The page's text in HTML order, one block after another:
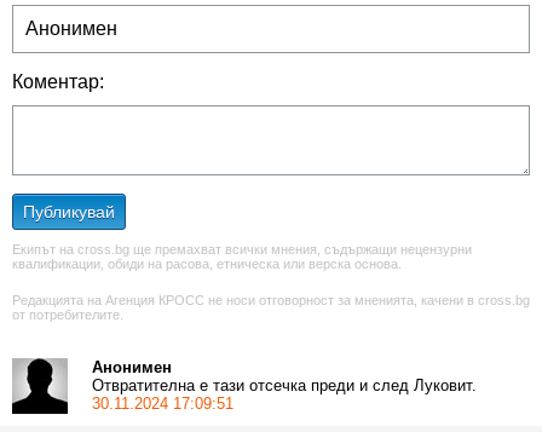
Коментар:
Публикувай
Екипът на cross.bg ще премахват всички мнения, съдържащи нецензурни
квалификации, обиди на расова, етническа или верска основа.
Редакцията на Агенция КРОСС не носи отговорност за мненията, качени в cross.bg
от потребителите.
Анонимен
Отвратителна е тази отсечка преди и след Луковит.
30.11.2024 17:09:51